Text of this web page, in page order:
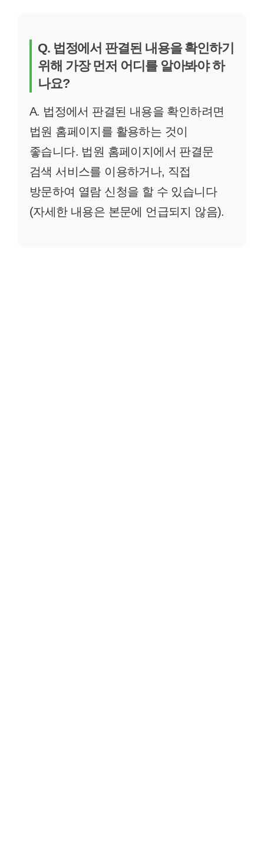
Q. 법정에서 판결된 내용을 확인하기
위해 가장 먼저 어디를 알아봐야 하
나요?
A. 법정에서 판결된 내용을 확인하려면
법원 홈페이지를 활용하는 것이
좋습니다. 법원 홈페이지에서 판결문
검색 서비스를 이용하거나, 직접
방문하여 열람 신청을 할 수 있습니다
(자세한 내용은 본문에 언급되지 않음).